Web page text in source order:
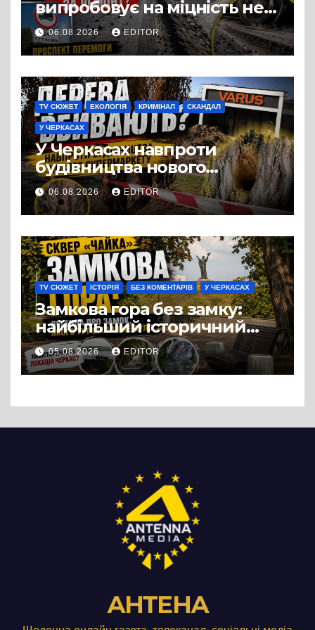
випробовує на міцність не
лише людей, а й дороги
Черкас
06.08.2026 EDITOR
TV СЮЖЕТ ЕКОЛОГІЯ КРИМІНАЛ СКАНДАЛ
У ЧЕРКАСАХ
У Черкасах навпроти
будівництва нового
супермаркету VARUS на
проспекті Перемоги всохли
дерева. І це навряд чи
можна назвати
випадковістю
06.08.2026 EDITOR
TV СЮЖЕТ ІСТОРІЯ БЕЗ КОМЕНТАРІВ У ЧЕРКАСАХ
Замкова гора без замку:
найбільший історичний
міф Черкас
05.08.2026 EDITOR
АНТЕНА